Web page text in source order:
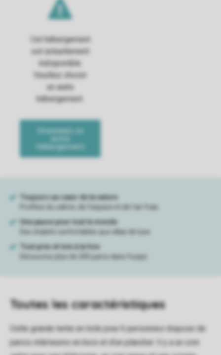
Toutesles caractéristiques
Cette grande tente en toile pour 6 personnes dispose de
parois intérieures en bois et d'un plancher. Il y a un coin